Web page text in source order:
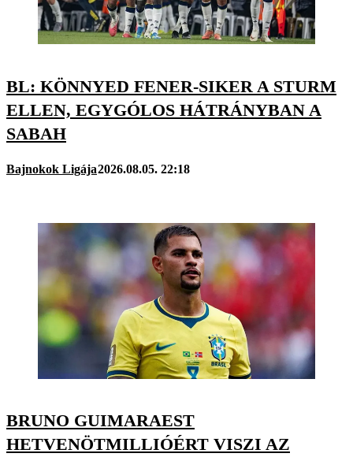
BL: KÖNNYED FENER-SIKER A STURM
ELLEN, EGYGÓLOS HÁTRÁNYBAN A
SABAH
Bajnokok Ligája2026.08.05. 22:18
BRUNO GUIMARAEST
HETVENÖTMILLIÓÉRT VISZI AZ